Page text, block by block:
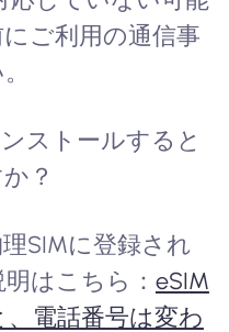
ご利用の通信事
ストールすると
？
SIMに登録され
はこちら： eSIM
電話番号は変わ